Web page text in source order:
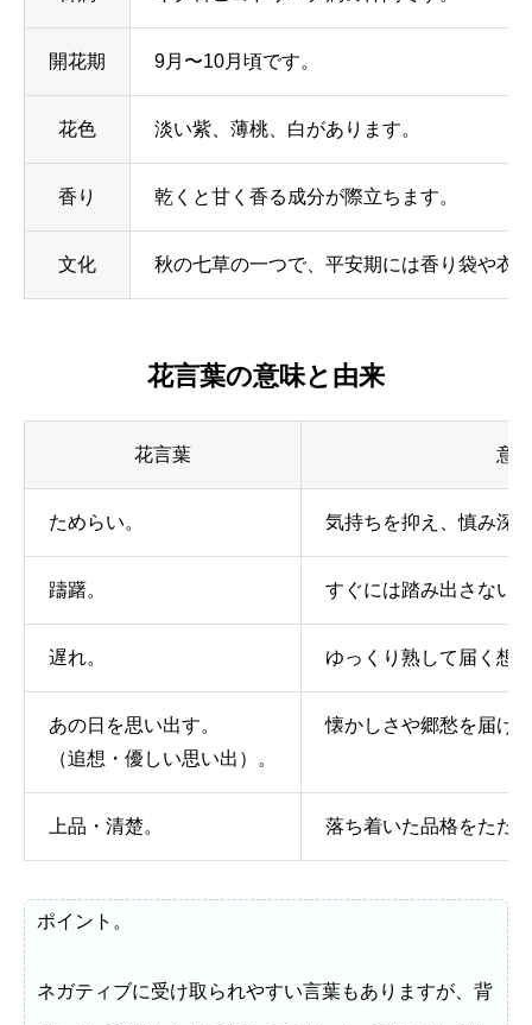
開花期 9月〜10月頃です。
花色 淡い紫、薄桃、白があります。
香り 乾くと甘く香る成分が際立ちます。
文化 秋の七草の一つで、平安期には香り袋や衣
花言葉の意味と由来
花言葉 意
ためらい。 気持ちを抑え、慎み深
躊躇。 すぐには踏み出さない
遅れ。 ゆっくり熟して届く想
あの日を思い出す。
（追想・優しい思い出）。
懐かしさや郷愁を届け
上品・清楚。 落ち着いた品格をたた
ポイント。
ネガティブに受け取られやすい言葉もありますが、背